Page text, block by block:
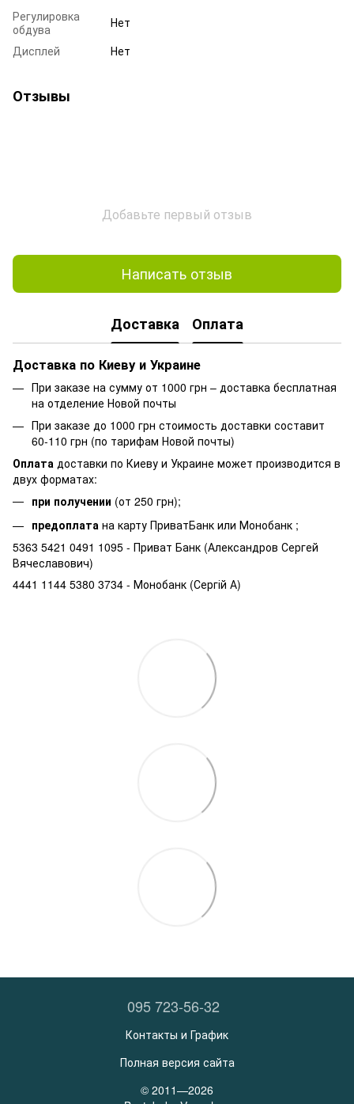
Регулировка
обдува
Нет
Дисплей
Нет
Отзывы
Добавьте первый отзыв
Написать отзыв
Доставка Оплата
Доставка по Киеву и Украине
При заказе на сумму от 1000 грн – доставка бесплатная
на отделение Новой почты
При заказе до 1000 грн стоимость доставки составит
60-110 грн (по тарифам Новой почты)
Оплата доставки по Киеву и Украине может производится в
двух форматах:
при получении (от 250 грн);
предоплата на карту ПриватБанк или Монобанк ;
5363 5421 0491 1095 - Приват Банк (Александров Сергей
Вячеславович)
4441 1144 5380 3734 - Монобанк (Сергій А)
095 723-56-32
Контакты и График
Полная версия сайта
© 2011—2026